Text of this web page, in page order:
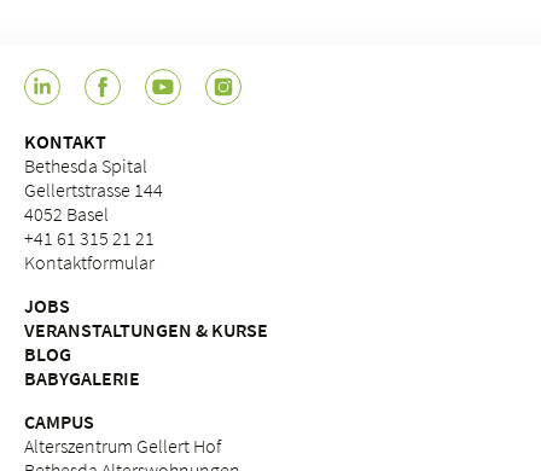
KONTAKT
Bethesda Spital
Gellertstrasse 144
4052 Basel
+41 61 315 21 21
Kontaktformular
JOBS
VERANSTALTUNGEN & KURSE
BLOG
BABYGALERIE
CAMPUS
Alterszentrum Gellert Hof